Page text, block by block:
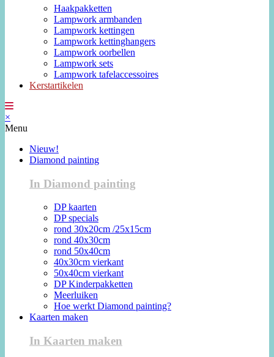
Haakpakketten
Lampwork armbanden
Lampwork kettingen
Lampwork kettinghangers
Lampwork oorbellen
Lampwork sets
Lampwork tafelaccessoires
Kerstartikelen
×
Menu
Nieuw!
Diamond painting
In Diamond painting
DP kaarten
DP specials
rond 30x20cm /25x15cm
rond 40x30cm
rond 50x40cm
40x30cm vierkant
50x40cm vierkant
DP Kinderpakketten
Meerluiken
Hoe werkt Diamond painting?
Kaarten maken
In Kaarten maken